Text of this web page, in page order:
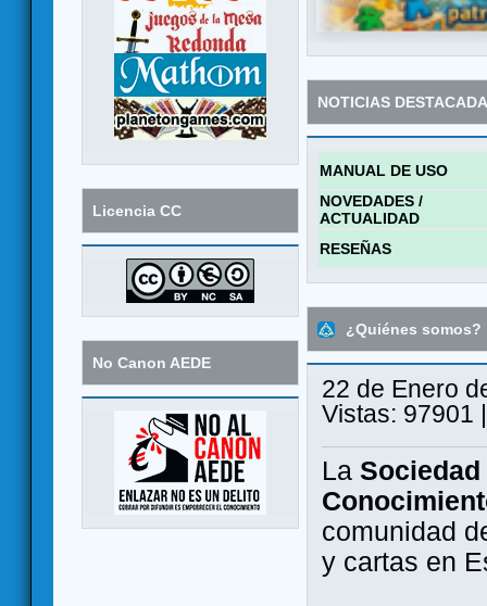
Licencia CC
No Canon AEDE
NOTICIAS
MANUAL DE USO
NOVEDADES /
ACTUALIDAD
RESEÑAS
¿Quiénes somos?
22 de Enero
Vistas: 97901
La
comunidad
y cartas en